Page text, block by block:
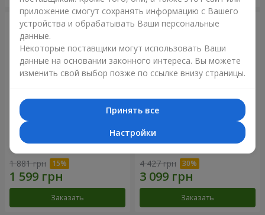
Букет "Дзинтарс"
1 881 грн
Заказать
Букет "Your Smile"
4 427 грн
Заказать
приложение смогут сохранять информацию с Вашего
устройства и обрабатывать Ваши персональные
данные.
Некоторые поставщики могут использовать Ваши
данные на основании законного интереса. Вы можете
изменить свой выбор позже по ссылке внизу страницы.
Принять все
Настройки